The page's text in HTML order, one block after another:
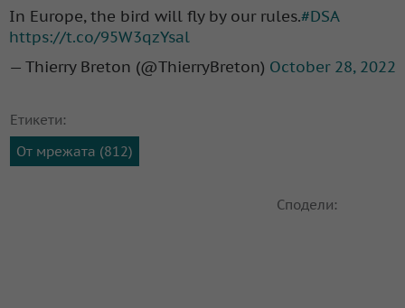
In Europe, the bird will fly by our rules.#DSA
https://t.co/95W3qzYsal
— Thierry Breton (@ThierryBreton) October 28, 2022
Етикети:
От мрежата (812)
Сподели: